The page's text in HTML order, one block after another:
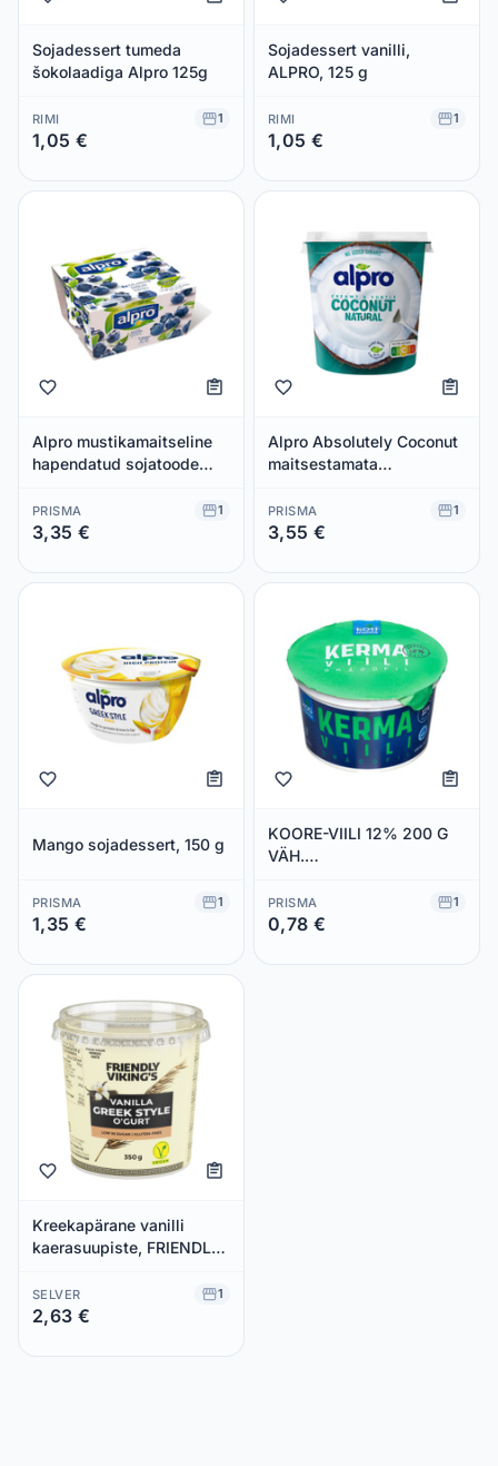
Sojadessert tumeda
šokolaadiga Alpro 125g
RIMI 1
1,05 €
Sojadessert vanilli,
ALPRO, 125 g
RIMI 1
1,05 €
Alpro mustikamaitseline
hapendatud sojatoode
PRISMA 1
3,35 €
Alpro Absolutely Coconut
maitsestamata
PRISMA 1
3,55 €
Mango sojadessert, 150 g
PRISMA 1
1,35 €
KOORE-VIILI 12% 200 G
VÄH.
PRISMA 1
0,78 €
Kreekapärane vanilli
kaerasuupiste, FRIENDLY
SELVER 1
2,63 €